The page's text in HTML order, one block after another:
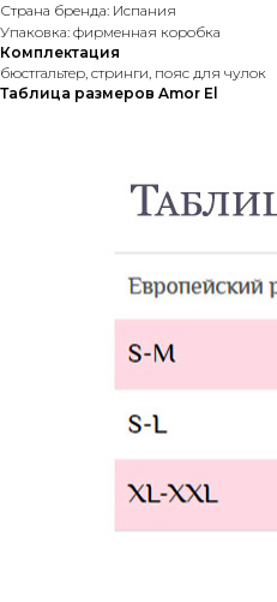
Страна бренда: Испания
Упаковка: фирменная коробка
Комплектация
бюстгальтер, стринги, пояс для чулок
Таблица размеров Amor El